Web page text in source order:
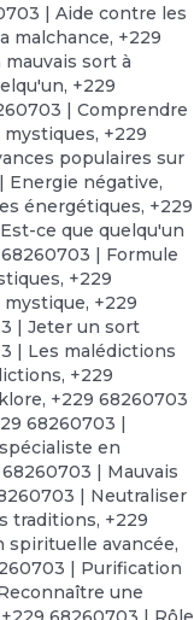
| Aide contre les
malchance, +229
sort à
, +229
| Comprendre
, +229
populaires sur
Energie négative,
énergétiques, +229
ce que quelqu'un
| Formule
, +229
mystique, +229
| Jeter un sort
| Les malédictions
, +229
, +229 68260703
68260703 |
en
| Mauvais
| Neutraliser
traditions, +229
spirituelle avancée,
| Purification
une